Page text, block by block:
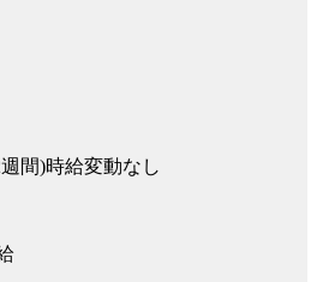
間)時給変動なし